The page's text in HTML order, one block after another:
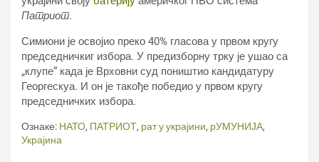
Патриот.
Симиони је освојио преко 40% гласова у првом кругу
председничкиг избора. У предизборну трку је ушао са
„клупе“ када је Врховни суд поништио кандидатуру
Георгескуа. И он је такође победио у првом кругу
председничких избора.
Ознаке: НАТО, ПАТРИОТ, рат у украјини, рУМУНИЈА,
Украјина